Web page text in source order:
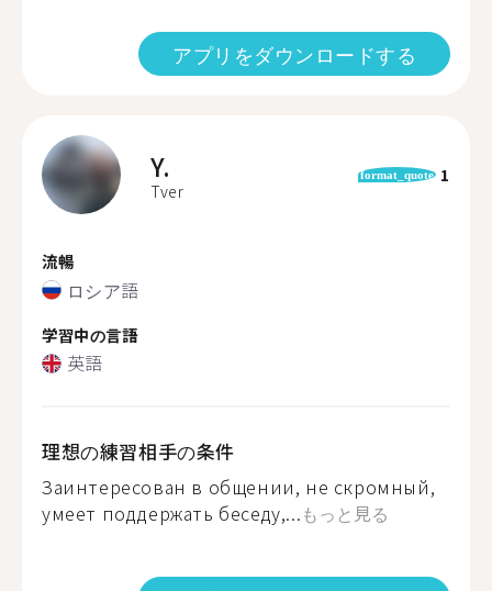
アプリをダウンロードする
Y.
Tver
format_quote 1
流暢
ロシア語
学習中の言語
英語
理想の練習相手の条件
Заинтересован в общении, не скромный,
умеет поддержать беседу,...もっと見る